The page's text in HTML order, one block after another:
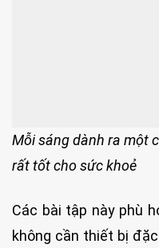
Mỗi sáng dành ra một
rất tốt cho sức khoẻ
Các bài tập này phù
không cần thiết bị